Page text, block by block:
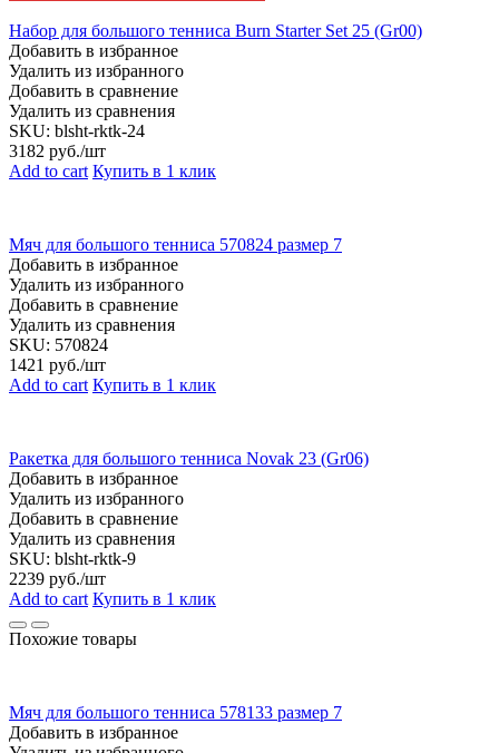
Набор для большого тенниса Burn Starter Set 25 (Gr00)
Добавить в избранное
Удалить из избранного
Добавить в сравнение
Удалить из сравнения
SKU: blsht-rktk-24
3182 руб./шт
Add to cart Купить в 1 клик
Мяч для большого тенниса 570824 размер 7
Добавить в избранное
Удалить из избранного
Добавить в сравнение
Удалить из сравнения
SKU: 570824
1421 руб./шт
Add to cart Купить в 1 клик
Ракетка для большого тенниса Novak 23 (Gr06)
Добавить в избранное
Удалить из избранного
Добавить в сравнение
Удалить из сравнения
SKU: blsht-rktk-9
2239 руб./шт
Add to cart Купить в 1 клик
Похожие товары
Мяч для большого тенниса 578133 размер 7
Добавить в избранное